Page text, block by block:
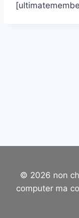
© 2026 non
computer ma